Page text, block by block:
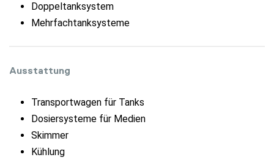
Doppeltanksystem
Mehrfachtanksysteme
Ausstattung
Transportwagen für Tanks
Dosiersysteme für Medien
Skimmer
Kühlung